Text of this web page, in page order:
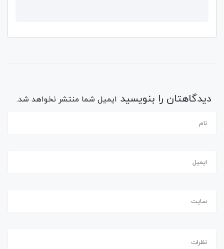
دیدگاهتان را بنویسید ایمیل شما منتشر نخواهد شد.